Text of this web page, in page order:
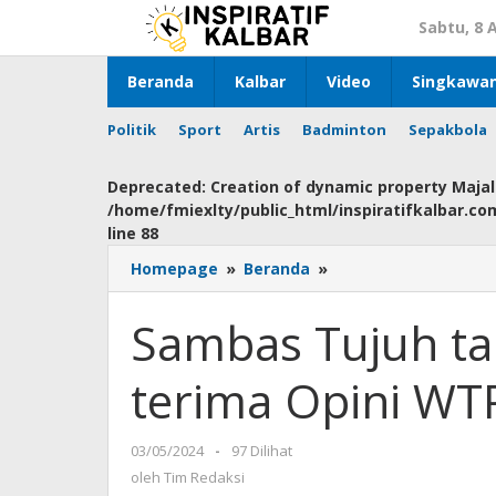
konten
Sabtu, 8
Beranda Kalbar Video
Politik Sport Artis Badminton Sepakbola
Deprecated: Creation of dynamic property
/home/fmiexlty/public_html/
line 88
Homepage » Beranda »
Tujuh
Berturut-
turut
terima
Opini
Sambas Tujuh
terima Opini
03/05/2024
oleh
Tim
-
97 Dilihat
oleh Tim Redaksi